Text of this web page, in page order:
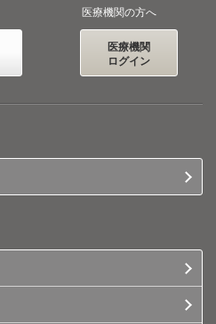
医療機関の方へ
医療機関
ログイン